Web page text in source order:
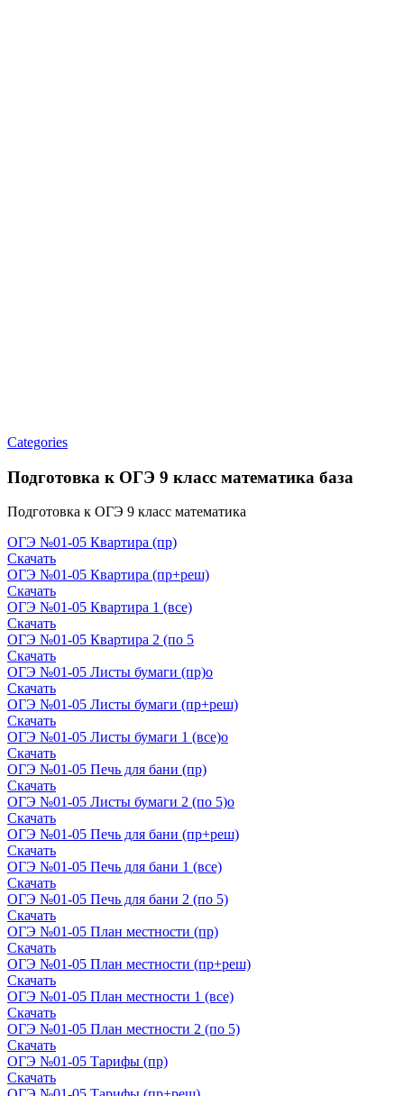
Categories
Подготовка к ОГЭ 9 класс математика база
Подготовка к ОГЭ 9 класс математика
ОГЭ №01-05 Квартира (пр)
Скачать
ОГЭ №01-05 Квартира (пр+реш)
Скачать
ОГЭ №01-05 Квартира 1 (все)
Скачать
ОГЭ №01-05 Квартира 2 (по 5
Скачать
ОГЭ №01-05 Листы бумаги (пр)о
Скачать
ОГЭ №01-05 Листы бумаги (пр+реш)
Скачать
ОГЭ №01-05 Листы бумаги 1 (все)о
Скачать
ОГЭ №01-05 Печь для бани (пр)
Скачать
ОГЭ №01-05 Листы бумаги 2 (по 5)о
Скачать
ОГЭ №01-05 Печь для бани (пр+реш)
Скачать
ОГЭ №01-05 Печь для бани 1 (все)
Скачать
ОГЭ №01-05 Печь для бани 2 (по 5)
Скачать
ОГЭ №01-05 План местности (пр)
Скачать
ОГЭ №01-05 План местности (пр+реш)
Скачать
ОГЭ №01-05 План местности 1 (все)
Скачать
ОГЭ №01-05 План местности 2 (по 5)
Скачать
ОГЭ №01-05 Тарифы (пр)
Скачать